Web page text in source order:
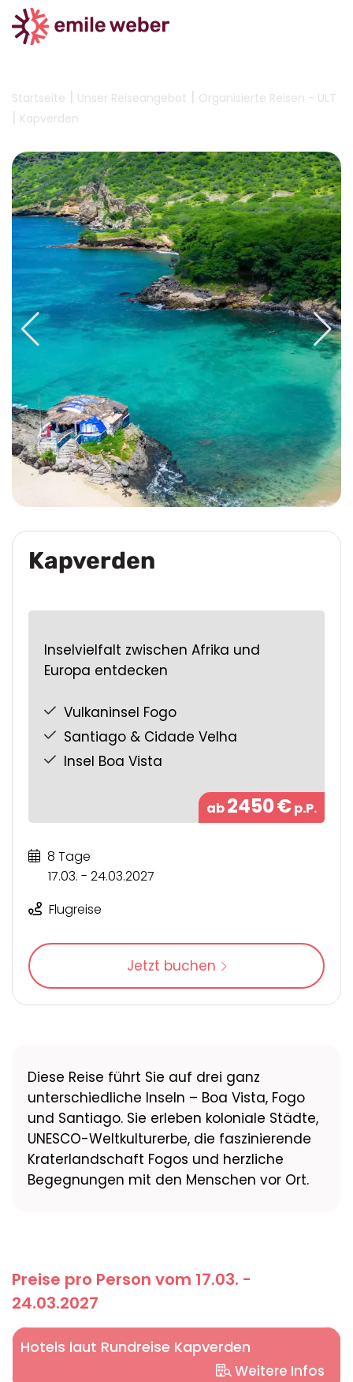
Startseite | Unser Reiseangebot | Organisierte Reisen - ULT
| Kapverden
Kapverden
Inselvielfalt zwischen Afrika und
Europa entdecken
Vulkaninsel Fogo
Santiago & Cidade Velha
Insel Boa Vista
ab2450€p.P.
8 Tage
17.03. - 24.03.2027
Flugreise
Jetzt buchen
Diese Reise führt Sie auf drei ganz
unterschiedliche Inseln – Boa Vista, Fogo
und Santiago. Sie erleben koloniale Städte,
UNESCO-Weltkulturerbe, die faszinierende
Kraterlandschaft Fogos und herzliche
Begegnungen mit den Menschen vor Ort.
Preise pro Person vom 17.03. -
24.03.2027
Hotels laut Rundreise Kapverden
Weitere Infos